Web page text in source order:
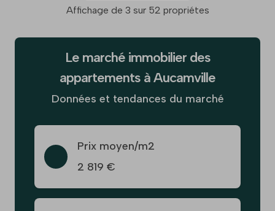
Affichage de 3 sur 52 propriétes
Le marché immobilier des
appartements à Aucamville
Données et tendances du marché
Prix moyen/m2
2 819 €